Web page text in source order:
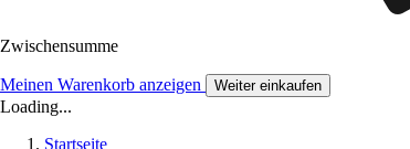
Zwischensumme
Meinen Warenkorb anzeigen Weiter einkaufen
Loading...
Startseite